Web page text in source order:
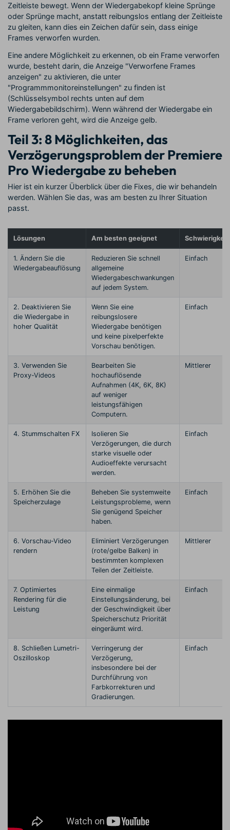
Zeitleiste bewegt. Wenn der Wiedergabekopf kleine Sprünge
oder Sprünge macht, anstatt reibungslos entlang der Zeitleiste
zu gleiten, kann dies ein Zeichen dafür sein, dass einige
Frames verworfen wurden.
Eine andere Möglichkeit zu erkennen, ob ein Frame verworfen
wurde, besteht darin, die Anzeige "Verworfene Frames
anzeigen" zu aktivieren, die unter
"Programmmonitoreinstellungen" zu finden ist
(Schlüsselsymbol rechts unten auf dem
Wiedergabebildschirm). Wenn während der Wiedergabe ein
Frame verloren geht, wird die Anzeige gelb.
Teil 3: 8 Möglichkeiten, das
Verzögerungsproblem der Premiere
Pro Wiedergabe zu beheben
Hier ist ein kurzer Überblick über die Fixes, die wir behandeln
werden. Wählen Sie das, was am besten zu Ihrer Situation
passt.
Lösungen Am besten geeignet Schwierigkeit
1. Ändern Sie die
Wiedergabeauflösung
Reduzieren Sie schnell
allgemeine
Wiedergabeschwankungen
auf jedem System.
Einfach
2. Deaktivieren Sie
die Wiedergabe in
hoher Qualität
Wenn Sie eine
reibungslosere
Wiedergabe benötigen
und keine pixelperfekte
Vorschau benötigen.
Einfach
3. Verwenden Sie
Proxy-Videos
Bearbeiten Sie
hochauflösende
Aufnahmen (4K, 6K, 8K)
auf weniger
leistungsfähigen
Computern.
Mittlerer
4. Stummschalten FX
Isolieren Sie
Verzögerungen, die durch
starke visuelle oder
Audioeffekte verursacht
werden.
Einfach
5. Erhöhen Sie die
Speicherzulage
Beheben Sie systemweite
Leistungsprobleme, wenn
Sie genügend Speicher
haben.
Einfach
6. Vorschau-Video
rendern
Eliminiert Verzögerungen
(rote/gelbe Balken) in
bestimmten komplexen
Teilen der Zeitleiste.
Mittlerer
7. Optimiertes
Rendering für die
Leistung
Eine einmalige
Einstellungsänderung, bei
der Geschwindigkeit über
Speicherschutz Priorität
eingeräumt wird.
Einfach
8. Schließen Lumetri-
Oszilloskop
Verringerung der
Verzögerung,
insbesondere bei der
Durchführung von
Farbkorrekturen und
Gradierungen.
Einfach